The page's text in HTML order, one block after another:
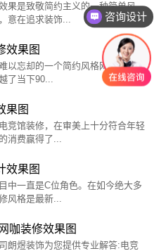
果是致敬简约主义的一种简单风
意在追求装饰...
效果图
以忘却的一个简约风格网吧，因为
了当下90...
果图
竞馆装修，在审美上十分符合年轻
消费赢得了...
效果图
中一直是C位角色。在如今绝大多
风格是最新...
咖装修效果图
朗煜装饰为您提供专业解答:电竞
咨询设计